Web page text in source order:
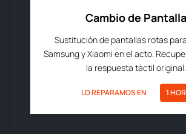
Cambio de Pantalla
Sustitución de pantallas rotas
Samsung y Xiaomi en el acto.
la respuesta táctil original.
LO REPARAMOS EN 1